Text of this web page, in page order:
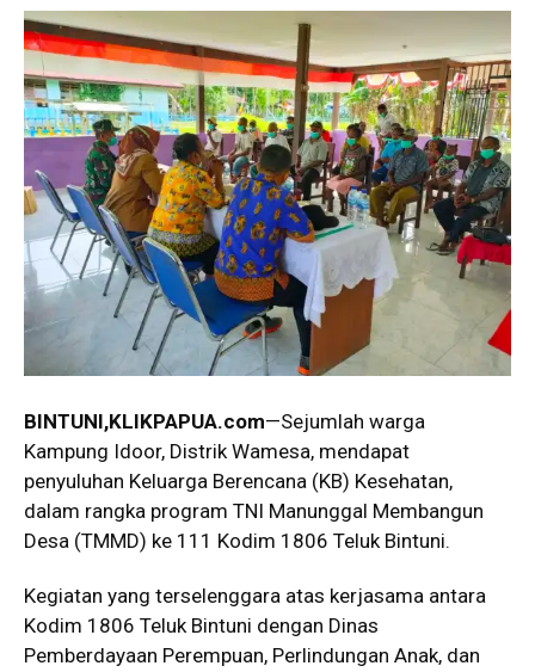
BINTUNI,KLIKPAPUA.com—Sejumlah warga
Kampung Idoor, Distrik Wamesa, mendapat
penyuluhan Keluarga Berencana (KB) Kesehatan,
dalam rangka program TNI Manunggal Membangun
Desa (TMMD) ke 111 Kodim 1806 Teluk Bintuni.
Kegiatan yang terselenggara atas kerjasama antara
Kodim 1806 Teluk Bintuni dengan Dinas
Pemberdayaan Perempuan, Perlindungan Anak, dan